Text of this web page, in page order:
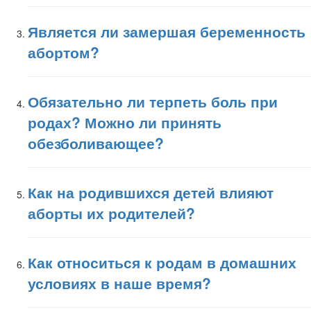
Является ли замершая беременность
абортом?
Обязательно ли терпеть боль при
родах? Можно ли принять
обезболивающее?
Как на родившихся детей влияют
аборты их родителей?
Как относиться к родам в домашних
условиях в наше время?